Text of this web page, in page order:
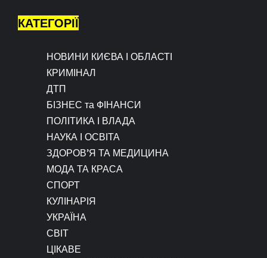
КАТЕГОРІЇ
НОВИНИ КИЄВА І ОБЛАСТІ
КРИМІНАЛ
ДТП
БІЗНЕС та ФІНАНСИ
ПОЛІТИКА І ВЛАДА
НАУКА І ОСВІТА
ЗДОРОВ’Я ТА МЕДИЦИНА
МОДА ТА КРАСА
СПОРТ
КУЛІНАРІЯ
УКРАЇНА
СВІТ
ЦІКАВЕ